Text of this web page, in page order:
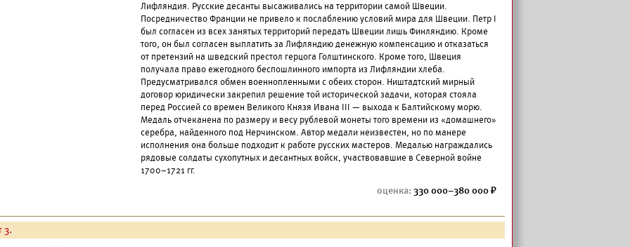
Лифляндия. Русские десанты высаживались на территории самой Швеции.
Посредничество Франции не привело к послаблению условий мира для Швеции. Петр I
был согласен из всех занятых территорий передать Швеции лишь Финляндию. Кроме
того, он был согласен выплатить за Лифляндию денежную компенсацию и отказаться
от претензий на шведский престол герцога Голштинского. Кроме того, Швеция
получала право ежегодного беспошлинного импорта из Лифляндии хлеба.
Предусматривался обмен военнопленными с обеих сторон. Ништадтский мирный
договор юридически закрепил решение той исторической задачи, которая стояла
перед Россией со времен Великого Князя Ивана III — выхода к Балтийскому морю.
Медаль отчеканена по размеру и весу рублевой монеты того времени из «домашнего»
серебра, найденного под Нерчинском. Автор медали неизвестен, но по манере
исполнения она больше подходит к работе русских мастеров. Медалью награждались
рядовые солдаты сухопутных и десантных войск, участвовавшие в Северной войне
1700–1721 гг.
330 000–380 000
3.